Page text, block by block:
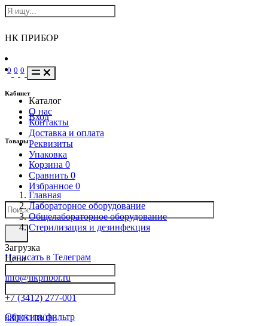
НК ПРИБОР
Кабинет
Вход
Товары
Корзина 0
Сравнить 0
Избранное 0
Написать в Телеграм
info@nkpribor.ru
+7 (3412) 277-001
88005118036
0 0 0
Каталог
О нас
Контакты
Доставка и оплата
Реквизиты
Упаковка
Главная
Лабораторное оборудование
Общелабораторное оборудование
Стерилизация и дезинфекция
Загрузка
Цена
Сбросить фильтр